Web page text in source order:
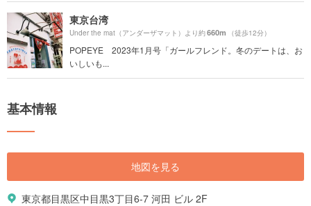
東京台湾
Under the mat（アンダーザマット）より約660m （徒歩12分）
POPEYE 2023年1月号「ガールフレンド。冬のデートは、お
いしいも...
基本情報
地図を見る
東京都目黒区中目黒3丁目6-7 河田 ビル 2F